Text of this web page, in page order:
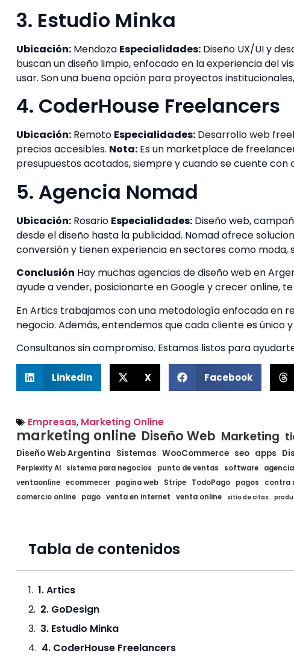
3. Estudio Minka
Ubicación: Mendoza Especialidades: Diseño UX/UI y
buscan un diseño limpio, enfocado en la experiencia del
usar. Son una buena opción para proyectos
4. CoderHouse Freelancers
Ubicación: Remoto Especialidades: Desarrollo web
precios accesibles. Nota: Es un marketplace de
presupuestos acotados, siempre y cuando se cuente
5. Agencia Nomad
Ubicación: Rosario Especialidades: Diseño web,
desde el diseño hasta la publicidad. Nomad ofrece
conversión y tienen experiencia en sectores como moda,
Conclusión Hay muchas agencias de diseño web en
ayude a vender, posicionarte en Google y crecer online,
En Artics trabajamos con una metodología enfocada en
negocio. Además, entendemos que cada cliente es
Consultanos sin compromiso. Estamos listos para
LinkedIn X Facebook
Empresas, Marketing Online
marketing online Diseño Web Marketing
Diseño Web Argentina Sistemas WooCommerce seo apps
Perplexity AI
sistema para negocios punto de ventas software
ventaonline ecommecer pagina web Stripe TodoPago pagos contra
comercio online
pago venta en internet venta online sitio de citas
Tabla de contenidos
1. Artics
2. GoDesign
3. Estudio Minka
4. CoderHouse Freelancers